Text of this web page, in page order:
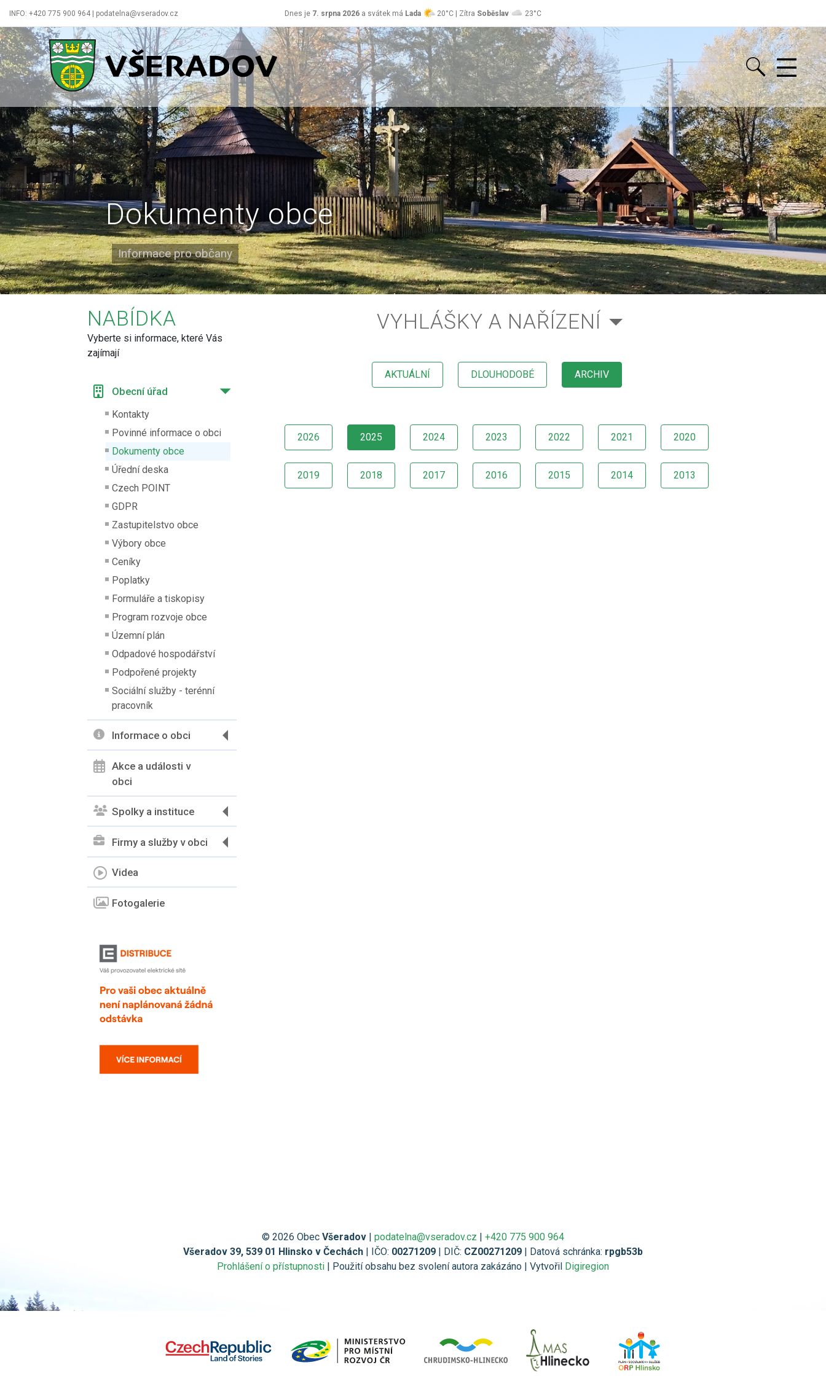
INFO: +420 775 900 964 | podatelna@vseradov.cz Dnes je 7. srpna 2026 a svátek má Lada 20°C | Zítra Soběslav 23°C
Všeradov
Dokumenty obce
Informace pro občany
NABÍDKA
Vyberte si informace, které Vás
zajímají
Obecní úřad
Kontakty
Povinné informace o obci
Dokumenty obce
Úřední deska
Czech POINT
GDPR
Zastupitelstvo obce
Výbory obce
Ceníky
Poplatky
Formuláře a tiskopisy
Program rozvoje obce
Územní plán
Odpadové hospodářství
Podpořené projekty
Sociální služby - terénní
pracovník
Informace o obci
Akce a události v
obci
Spolky a instituce
Firmy a služby v obci
Videa
Fotogalerie
VYHLÁŠKY A NAŘÍZENÍ
AKTUÁLNÍ DLOUHODOBÉ ARCHIV
2026 2025 2024 2023 2022 2021 2020
2019 2018 2017 2016 2015 2014 2013
© 2026 Obec Všeradov | podatelna@vseradov.cz | +420 775 900 964
Všeradov 39, 539 01 Hlinsko v Čechách | IČO: 00271209 | DIČ: CZ00271209 | Datová schránka: rpgb53b
Prohlášení o přístupnosti | Použití obsahu bez svolení autora zakázáno | Vytvořil Digiregion